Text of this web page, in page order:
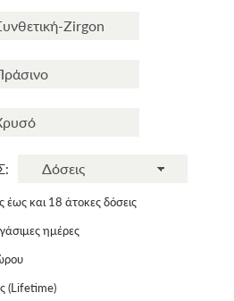
και 18 άτοκες δόσεις
ημέρες
(Lifetime)